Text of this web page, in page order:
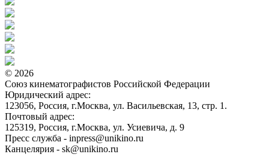
© 2026
Союз кинематографистов Российской Федерации
Юридический адрес:
123056, Россия, г.Москва, ул. Васильевская, 13, стр. 1.
Почтовый адрес:
125319, Россия, г.Москва, ул. Усиевича, д. 9
Пресс служба - inpress@unikino.ru
Канцелярия - sk@unikino.ru